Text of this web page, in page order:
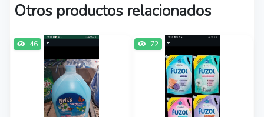
Otros productos relacionados
46 72